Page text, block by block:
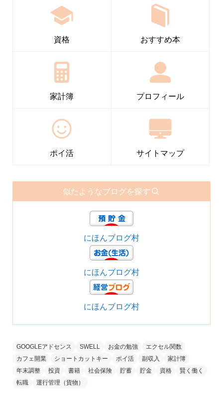
資格 おすすめ本
家計簿 プロフィール
ポイ活 サイトマップ
似たようなブログを探す
にほんブログ村
にほんブログ村
にほんブログ村
GOOGLEアドセンス SWELL お金の勉強
エクセル関数
カフェ開業
ショートカットキー ポイ活 副収入
家計簿
年末調整
投資 書籍 社会保険 貯蓄 貯金 資格
賢く働く
転職
運行管理（貨物）